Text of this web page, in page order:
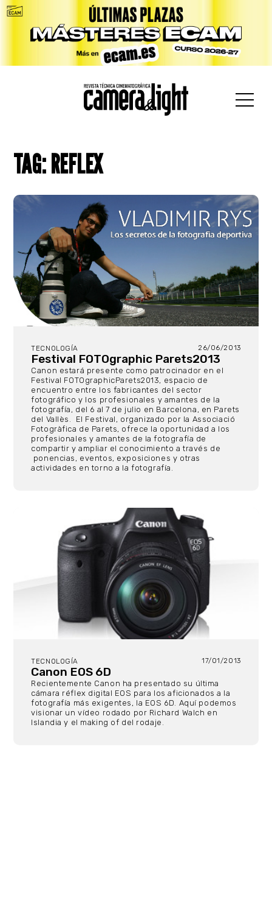
TAG: REFLEX
TECNOLOGÍA 26/06/2013
Festival FOTOgraphic Parets2013
Canon estará presente como patrocinador en el
Festival FOTOgraphicParets2013, espacio de
encuentro entre los fabricantes del sector
fotográfico y los profesionales y amantes de la
fotografía, del 6 al 7 de julio en Barcelona, en Parets
del Vallès. El Festival, organizado por la Associació
Fotogràfica de Parets, ofrece la oportunidad a los
profesionales y amantes de la fotografía de
compartir y ampliar el conocimiento a través de
ponencias, eventos, exposiciones y otras
actividades en torno a la fotografía.
TECNOLOGÍA 17/01/2013
Canon EOS 6D
Recientemente Canon ha presentado su última
cámara réflex digital EOS para los aficionados a la
fotografía más exigentes, la EOS 6D. Aquí podemos
visionar un vídeo rodado por Richard Walch en
Islandia y el making of del rodaje.